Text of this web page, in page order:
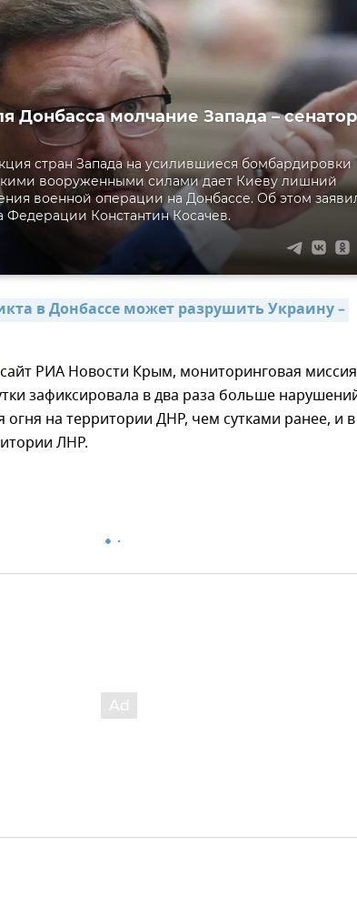
Донбасса молчание Запада – сенатор
стран Запада на усилившиеся бомбардировки
вооруженными силами дает Киеву лишний
военной операции на Донбассе. Об этом
Федерации Константин Косачев.
в Донбассе может разрушить Украину –
сайт РИА Новости Крым, мониторинговая миссия
зафиксировала в два раза больше
на территории ДНР, чем сутками ранее, и
ЛНР.